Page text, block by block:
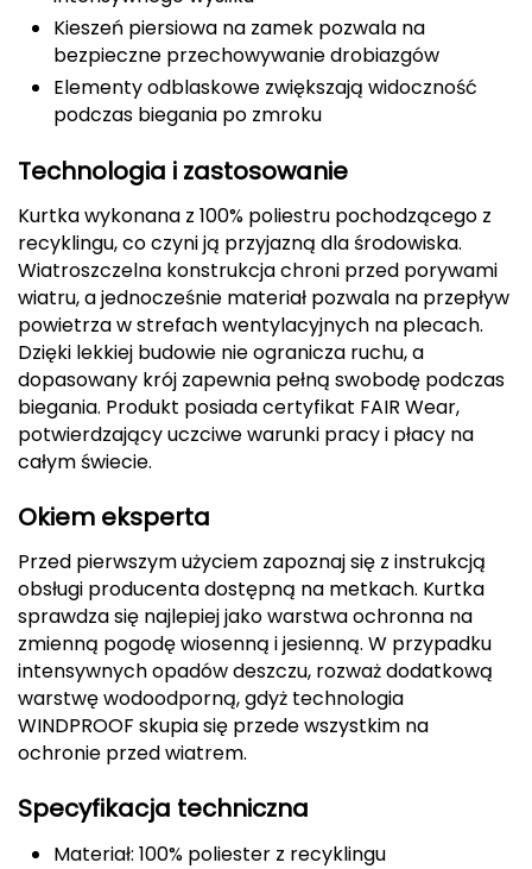
CMP
Cassin
Coleman
Columbia
Comodo
D
DUNLOP
Darn Tough
Deuter
Dolomite
E
EISBAR
Kieszeń piersiowa na zamek pozwala na
bezpieczne przechowywanie drobiazgów
Elementy odblaskowe zwiększają widoczność
podczas biegania po zmroku
Technologia i zastosowanie
Kurtka wykonana z 100% poliestru pochodzącego z
recyklingu, co czyni ją przyjazną dla środowiska.
Wiatroszczelna konstrukcja chroni przed porywami
wiatru, a jednocześnie materiał pozwala na przepływ
powietrza w strefach wentylacyjnych na plecach.
Dzięki lekkiej budowie nie ogranicza ruchu, a
dopasowany krój zapewnia pełną swobodę podczas
biegania. Produkt posiada certyfikat FAIR Wear,
potwierdzający uczciwe warunki pracy i płacy na
całym świecie.
Okiem eksperta
Przed pierwszym użyciem zapoznaj się z instrukcją
obsługi producenta dostępną na metkach. Kurtka
sprawdza się najlepiej jako warstwa ochronna na
zmienną pogodę wiosenną i jesienną. W przypadku
intensywnych opadów deszczu, rozważ dodatkową
warstwę wodoodporną, gdyż technologia
WINDPROOF skupia się przede wszystkim na
ochronie przed wiatrem.
Specyfikacja techniczna
Materiał: 100% poliester z recyklingu